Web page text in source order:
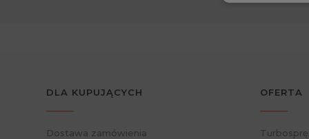
Jest to
Montaż
na
DLA KUPUJĄCYCH
Dostawa zamówienia
OFERTA